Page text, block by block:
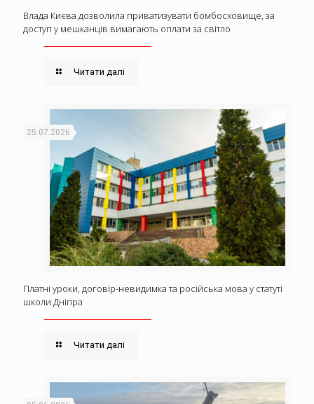
Влада Києва дозволила приватизувати бомбосховище, за
доступ у мешканців вимагають оплати за світло
Читати далі
25.07.2026
Платні уроки, договір-невидимка та російська мова у статуті
школи Дніпра
Читати далі